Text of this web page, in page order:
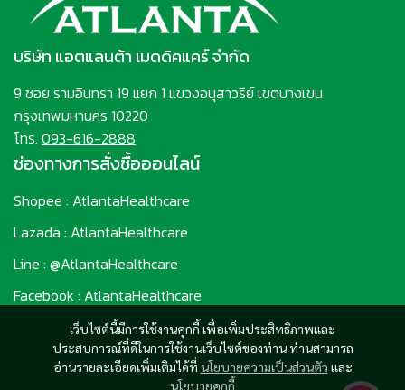
เว็บไซต์นี้มีการใช้งานคุกกี้ เพื่อเพิ่มประสิทธิภาพและ
ประสบการณ์ที่ดีในการใช้งานเว็บไซต์ของท่าน ท่านสามารถ
อ่านรายละเอียดเพิ่มเติมได้ที่ นโยบายความเป็นส่วนตัว และ
นโยบายคุกกี้
บริษัท แอตแลนต้า เมดดิคแคร์ จำกัด
9 ซอย รามอินทรา 19 แยก 1 แขวงอนุสาวรีย์ เขตบางเขน
กรุงเทพมหานคร 10220
โทร. 093-616-2888
ช่องทางการสั่งซื้อออนไลน์
Shopee : AtlantaHealthcare
Lazada : AtlantaHealthcare
Line : @AtlantaHealthcare
Facebook : AtlantaHealthcare